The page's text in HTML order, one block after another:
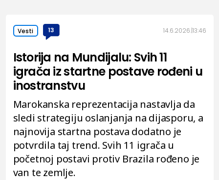
Vesti 13 14.6.2026. 13:46
Istorija na Mundijalu: Svih 11
igrača iz startne postave rođeni u
inostranstvu
Marokanska reprezentacija nastavlja da
sledi strategiju oslanjanja na dijasporu, a
najnovija startna postava dodatno je
potvrdila taj trend. Svih 11 igrača u
početnoj postavi protiv Brazila rođeno je
van te zemlje.